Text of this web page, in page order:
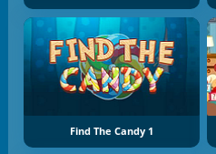
Find The Candy 1